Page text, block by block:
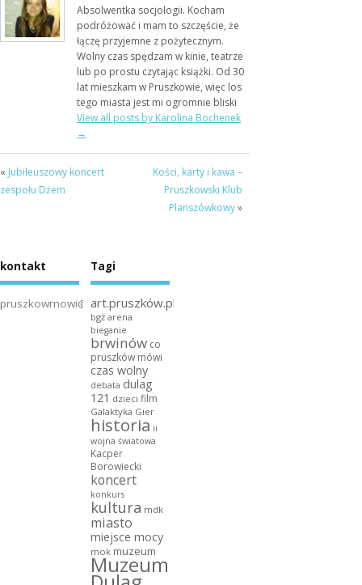
Absolwentka socjologii. Kocham
podróżować i mam to szczęście, że
łączę przyjemne z pożytecznym.
Wolny czas spędzam w kinie, teatrze
lub po prostu czytając książki. Od 30
lat mieszkam w Pruszkowie, więc los
tego miasta jest mi ogromnie bliski
View all posts by Karolina Bochenek
→
« Jubileuszowy koncert
zespołu Dżem
Kości, karty i kawa –
Pruszkowski Klub
Planszówkowy»
kontakt
pruszkowmowi@gmail.com
Tagi
art.pruszków.pl
bgż arena
bieganie
brwinów co
pruszków mówi
czas wolny
debata dulag
121 dzieci film
Galaktyka Gier
historia ii
wojna światowa
Kacper
Borowiecki
koncert
konkurs
kultura mdk
miasto
miejsce mocy
mok muzeum
Muzeum